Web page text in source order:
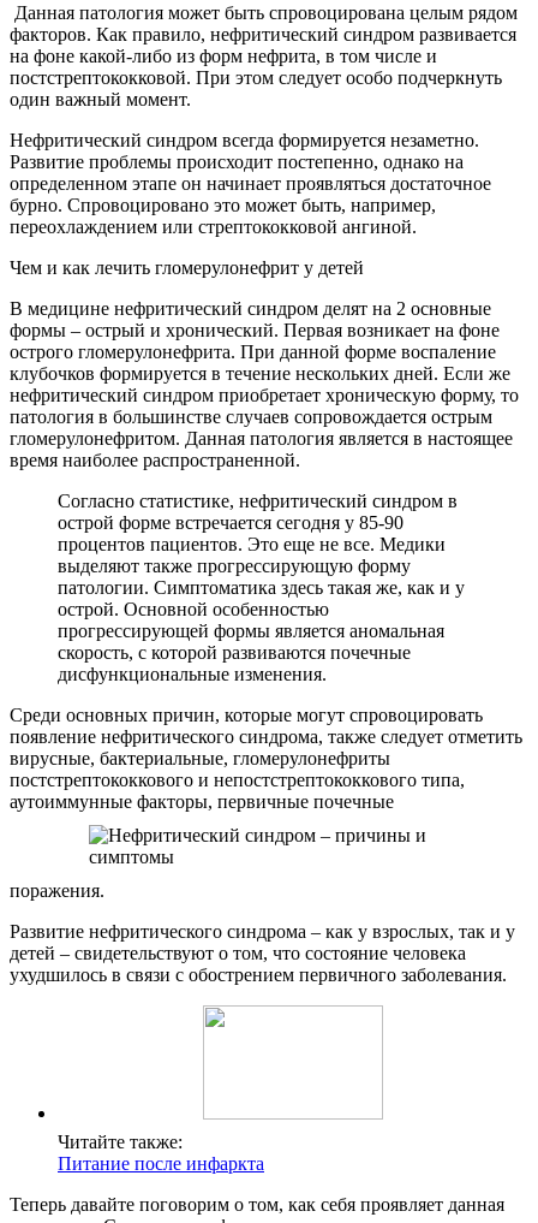
Данная патология может быть спровоцирована целым рядом
факторов. Как правило, нефритический синдром развивается
на фоне какой-либо из форм нефрита, в том числе и
постстрептококковой. При этом следует особо подчеркнуть
один важный момент.
Нефритический синдром всегда формируется незаметно.
Развитие проблемы происходит постепенно, однако на
определенном этапе он начинает проявляться достаточное
бурно. Спровоцировано это может быть, например,
переохлаждением или стрептококковой ангиной.
Чем и как лечить гломерулонефрит у детей
В медицине нефритический синдром делят на 2 основные
формы – острый и хронический. Первая возникает на фоне
острого гломерулонефрита. При данной форме воспаление
клубочков формируется в течение нескольких дней. Если же
нефритический синдром приобретает хроническую форму, то
патология в большинстве случаев сопровождается острым
гломерулонефритом. Данная патология является в настоящее
время наиболее распространенной.
Согласно статистике, нефритический синдром в
острой форме встречается сегодня у 85-90
процентов пациентов. Это еще не все. Медики
выделяют также прогрессирующую форму
патологии. Симптоматика здесь такая же, как и у
острой. Основной особенностью
прогрессирующей формы является аномальная
скорость, с которой развиваются почечные
дисфункциональные изменения.
Среди основных причин, которые могут спровоцировать
появление нефритического синдрома, также следует отметить
вирусные, бактериальные, гломерулонефриты
постстрептококкового и непостстрептококкового типа,
аутоиммунные факторы, первичные почечные
поражения.
Развитие нефритического синдрома – как у взрослых, так и у
детей – свидетельствуют о том, что состояние человека
ухудшилось в связи с обострением первичного заболевания.
Читайте также:
Питание после инфаркта
Теперь давайте поговорим о том, как себя проявляет данная